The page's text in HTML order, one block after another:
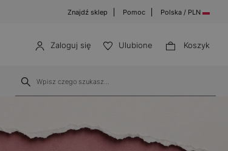
Znajdź sklep Pomoc Polska / PLN
Zaloguj się Ulubione Koszyk